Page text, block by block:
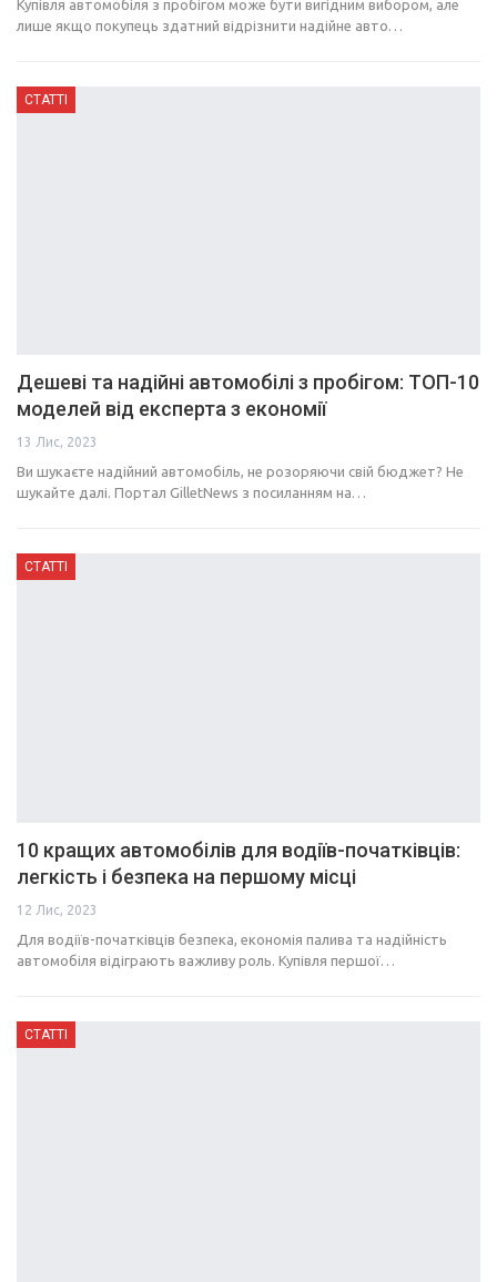
Купівля автомобіля з пробігом може бути вигідним вибором, але
лише якщо покупець здатний відрізнити надійне авто…
СТАТТІ
Дешеві та надійні автомобілі з пробігом: ТОП-10
моделей від експерта з економії
13 Лис, 2023
Ви шукаєте надійний автомобіль, не розоряючи свій бюджет? Не
шукайте далі. Портал GilletNews з посиланням на…
СТАТТІ
10 кращих автомобілів для водіїв-початківців:
легкість і безпека на першому місці
12 Лис, 2023
Для водіїв-початківців безпека, економія палива та надійність
автомобіля відіграють важливу роль. Купівля першої…
СТАТТІ